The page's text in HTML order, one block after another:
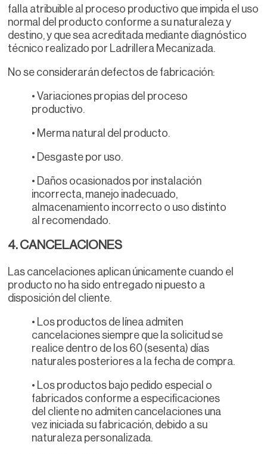
falla atribuible al proceso productivo que impida el uso
normal del producto conforme a su naturaleza y
destino, y que sea acreditada mediante diagnóstico
técnico realizado por Ladrillera Mecanizada.
No se considerarán defectos de fabricación:
• Variaciones propias del proceso
productivo.
• Merma natural del producto.
• Desgaste por uso.
• Daños ocasionados por instalación
incorrecta, manejo inadecuado,
almacenamiento incorrecto o uso distinto
al recomendado.
4. CANCELACIONES
Las cancelaciones aplican únicamente cuando el
producto no ha sido entregado ni puesto a
disposición del cliente.
• Los productos de línea admiten
cancelaciones siempre que la solicitud se
realice dentro de los 60 (sesenta) días
naturales posteriores a la fecha de compra.
• Los productos bajo pedido especial o
fabricados conforme a especificaciones
del cliente no admiten cancelaciones una
vez iniciada su fabricación, debido a su
naturaleza personalizada.